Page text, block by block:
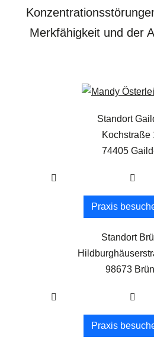
Merkfähigkeit und der
Standort
Kochstraße
74405
Praxis
Standort
98673
Praxis